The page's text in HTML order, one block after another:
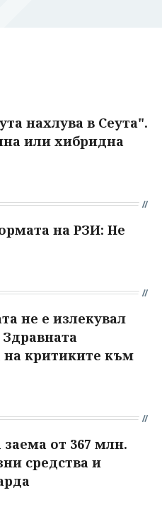
нахлува в Сеута".
или хибридна
на РЗИ: Не
не е излекувал
на критиките към
от 367 млн.
средства и